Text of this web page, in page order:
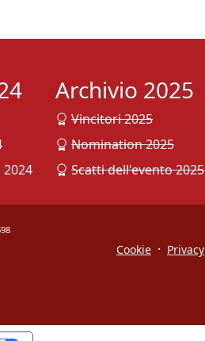
Archivio 2025
Vincitori 2025
Nomination 2025
Scatti dell'evento 2025
Cookie · Privacy